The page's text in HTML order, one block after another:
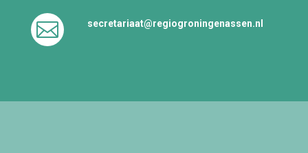
 secretariaat@regiogroningenassen.nl